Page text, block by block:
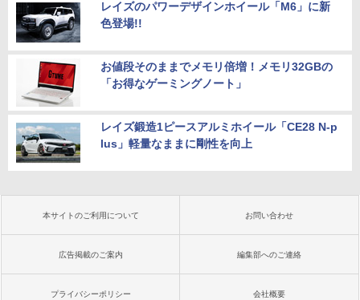
レイズのパワーデザインホイール「M6」に新
色登場!!
お値段そのままでメモリ倍増！メモリ32GBの
「お得なゲーミングノート」
レイズ鍛造1ピースアルミホイール「CE28 N-p
lus」軽量なままに剛性を向上
本サイトのご利用について お問い合わせ
広告掲載のご案内 編集部へのご連絡
プライバシーポリシー 会社概要